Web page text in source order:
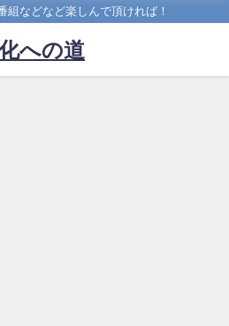
組などなど楽しんで頂ければ！
への道